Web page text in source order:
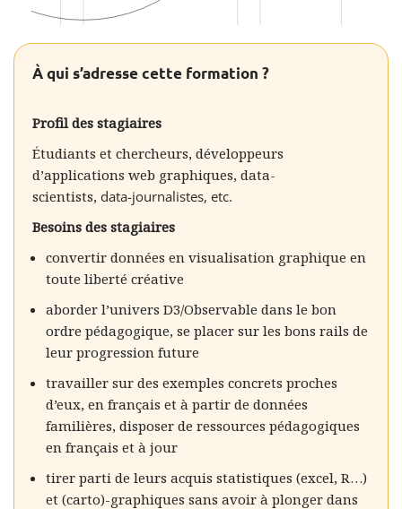
À qui s’adresse cette formation ?
Profil des stagiaires
Étudiants et chercheurs, développeurs
d’applications web graphiques, data-
scientists, data-journalistes, etc.
Besoins des stagiaires
convertir données en visualisation graphique en
toute liberté créative
aborder l’univers D3/Observable dans le bon
ordre pédagogique, se placer sur les bons rails de
leur progression future
travailler sur des exemples concrets proches
d’eux, en français et à partir de données
familières, disposer de ressources pédagogiques
en français et à jour
tirer parti de leurs acquis statistiques (excel, R…)
et (carto)-graphiques sans avoir à plonger dans